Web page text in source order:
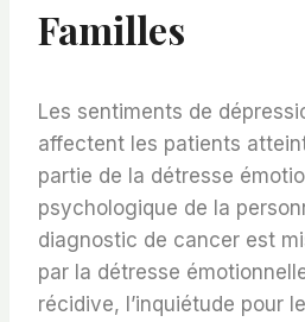
Familles
Les sentiments de
affectent les patients
partie de la détresse
psychologique de la
diagnostic de cancer est
par la détresse
récidive, l’inquiétude pour